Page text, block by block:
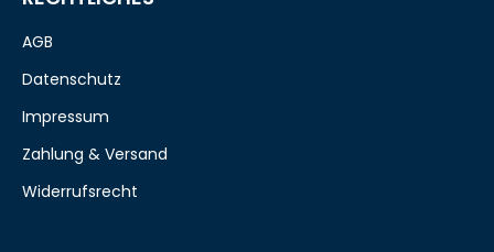
AGB
Datenschutz
Impressum
Zahlung & Versand
Widerrufsrecht